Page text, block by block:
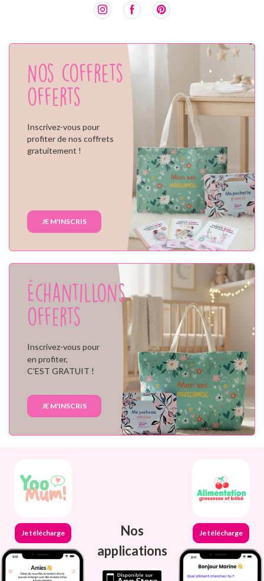
Nos coffrets
offerts
Inscrivez-vous pour
profiter de nos coffrets
gratuitement !
JE M'INSCRIS
Échantillons
offerts
Inscrivez-vous pour
en profiter,
C'EST GRATUIT !
JE M'INSCRIS
Je télécharge
Nos
applications
Je télécharge